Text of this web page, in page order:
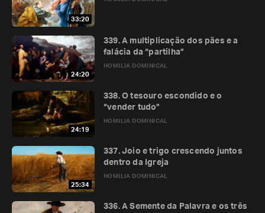
33:20
24:20
HOMILIA DOMINICAL
339. A multiplicação dos pães e a
falácia da “partilha”
24:19
HOMILIA DOMINICAL
338. O tesouro escondido e o
“vender tudo”
25:34
HOMILIA DOMINICAL
337. Joio e trigo crescendo juntos
dentro da Igreja
336. A Semente da Palavra e os três